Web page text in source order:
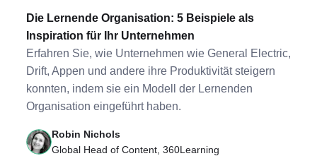
Die Lernende Organisation: 5 Beispiele als
Inspiration für Ihr Unternehmen
Erfahren Sie, wie Unternehmen wie General Electric,
Drift, Appen und andere ihre Produktivität steigern
konnten, indem sie ein Modell der Lernenden
Organisation eingeführt haben.
Robin Nichols
Global Head of Content, 360Learning